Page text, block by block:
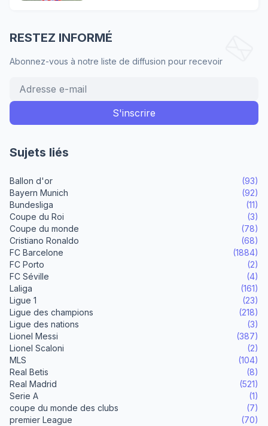
RESTEZ INFORMÉ
Abonnez-vous à notre liste de diffusion pour recevoir
Sujets liés
Ballon d'or
(93)
Bayern Munich
(92)
Bundesliga
(11)
Coupe du Roi
(3)
Coupe du monde
(78)
Cristiano Ronaldo
(68)
FC Barcelone
(1884)
FC Porto
(2)
FC Séville
(4)
Laliga
(161)
Ligue 1
(23)
Ligue des champions
(218)
Ligue des nations
(3)
Lionel Messi
(387)
Lionel Scaloni
(2)
MLS
(104)
Real Betis
(8)
Real Madrid
(521)
Serie A
(1)
coupe du monde des clubs
(7)
premier League
(70)